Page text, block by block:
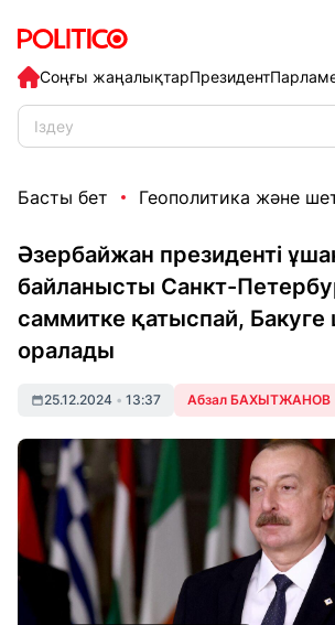
Соңғы жаңалықтарПрезидент
Басты бет Геополитика және
Әзербайжан президенті
байланысты Санкт-
саммитке қатыспай, Бакуге
оралады
25.12.2024 • 13:37 Абзал БАХЫТЖАНОВ